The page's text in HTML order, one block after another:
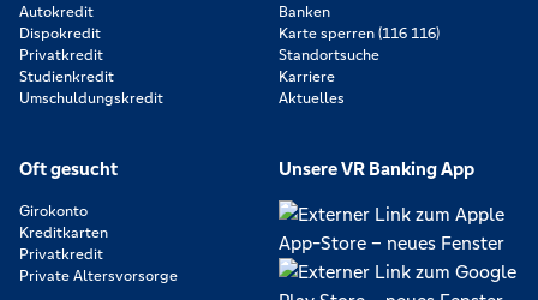
Autokredit
Dispokredit
Privatkredit
Studienkredit
Umschuldungskredit
Banken
Karte sperren (116 116)
Standortsuche
Karriere
Aktuelles
Oft gesucht
Girokonto
Kreditkarten
Privatkredit
Private Altersvorsorge
Unsere VR Banking App